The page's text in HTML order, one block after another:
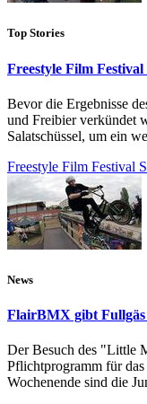
Top Stories
Freestyle Film Festival
Bevor die Ergebnisse
und Freibier verkündet
Salatschüssel, um ein
Freestyle Film Festival
News
FlairBMX gibt
Der Besuch des "Little
Pflichtprogramm für
Wochenende sind die